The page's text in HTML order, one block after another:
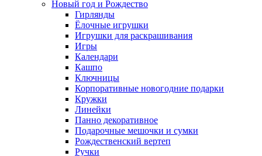
Новый год и Рождество
Гирлянды
Ёлочные игрушки
Игрушки для раскрашивания
Игры
Календари
Кашпо
Ключницы
Корпоративные новогодние подарки
Кружки
Линейки
Панно декоративное
Подарочные мешочки и сумки
Рождественский вертеп
Ручки